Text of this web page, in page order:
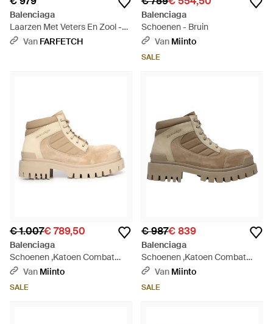
Balenciaga
Laarzen Met Veters En Zool -
Naturel
Van FARFETCH
Balenciaga
Schoenen - Bruin
Van Miinto
SALE
€ 1.007€ 789,50
Balenciaga
Schoenen ,Katoen Combat
Strike Low Boot - Naturel
Van Miinto
SALE
€ 987€ 839
Balenciaga
Schoenen ,Katoen Combat
Strike Low Boot - Grijs
Van Miinto
SALE